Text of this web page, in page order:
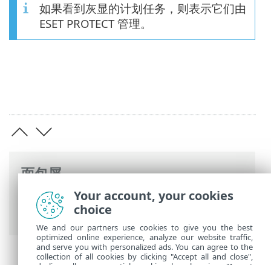
面包屑
ESET 联机帮助>ESET Server Security>使
用 ESET Server Security
如果看到灰显的计划任务，则表示它们由
ESET PROTECT 管理。
Your account, your cookies
choice
We and our partners use cookies to give you the best
optimized online experience, analyze our website traffic,
and serve you with personalized ads. You can agree to the
collection of all cookies by clicking "Accept all and close",